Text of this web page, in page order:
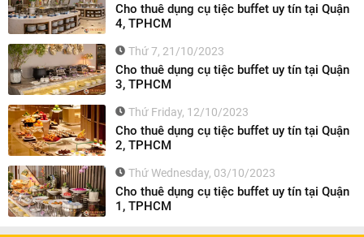
Cho thuê dụng cụ tiệc buffet uy tín tại Quận
4, TPHCM
Thứ 7, 21/10/2023
Cho thuê dụng cụ tiệc buffet uy tín tại Quận
3, TPHCM
Thứ Friday, 12/10/2023
Cho thuê dụng cụ tiệc buffet uy tín tại Quận
2, TPHCM
Thứ Wednesday, 03/10/2023
Cho thuê dụng cụ tiệc buffet uy tín tại Quận
1, TPHCM